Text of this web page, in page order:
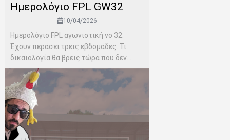
Ημερολόγιο FPL GW32
10/04/2026
Ημερολόγιο FPL αγωνιστική νο 32.
Έχουν περάσει τρεις εβδομάδες. Τι
δικαιολογία θα βρεις τώρα που δεν...